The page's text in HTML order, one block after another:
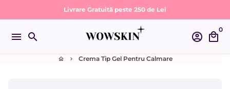
la
conținut
Livrare Gratuită peste 250 de Lei
menu search account_circle local_mall
0
home keyboard_arrow_right Crema Tip Gel Pentru Calmare